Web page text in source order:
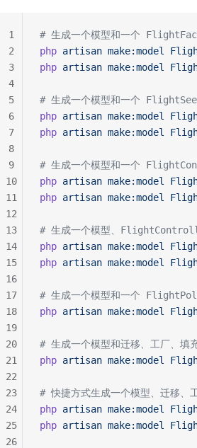
# 生成一个模型和一个
php artisan make:model
php artisan make:model
# 生成一个模型和一个
php artisan make:model
php artisan make:model
# 生成一个模型和一个
php artisan make:model
php artisan make:model
# 生成一个模型、
php artisan make:model
php artisan make:model
# 生成一个模型和一个
php artisan make:model
# 生成一个模型和迁移、工厂、填
php artisan make:model
# 快捷方式生成一个模型、迁移
php artisan make:model
php artisan make:model
1
2
3
4
5
6
7
8
9
10
11
12
13
14
15
16
17
18
19
20
21
22
23
24
25
26